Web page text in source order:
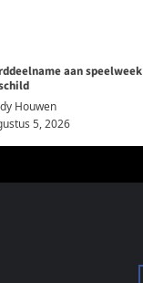
aan speelweek
Houwen
5, 2026